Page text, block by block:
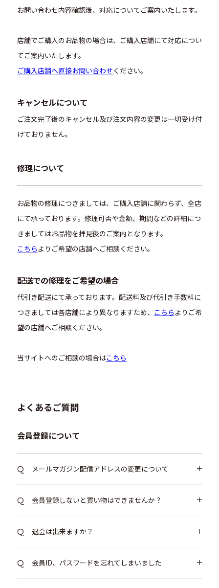
お問い合わせ内容確認後、対応についてご案内いたします。
店舗でご購入のお品物の場合は、ご購入店舗にて対応につい
てご案内いたします。
ご購入店舗へ直接お問い合わせ ください。
キャンセルについて
ご注文完了後のキャンセル及び注文内容の変更は一切受け付
けておりません。
修理について
お品物の修理につきましては、ご購入店舗に関わらず、全店
にて承っております。修理可否や金額、期間などの詳細につ
きましてはお品物を拝見後のご案内となります。
こちら よりご希望の店舗へご相談ください。
配送での修理をご希望の場合
代引き配送にて承っております。配送料及び代引き手数料に
つきましては各店舗により異なりますため、 こちら よりご希
望の店舗へご相談ください。
当サイトへのご相談の場合はこちら
よくあるご質問
会員登録について
メールマガジン配信アドレスの変更について
会員登録しないと買い物はできませんか？
退会は出来ますか？
会員ID、パスワードを忘れてしまいました